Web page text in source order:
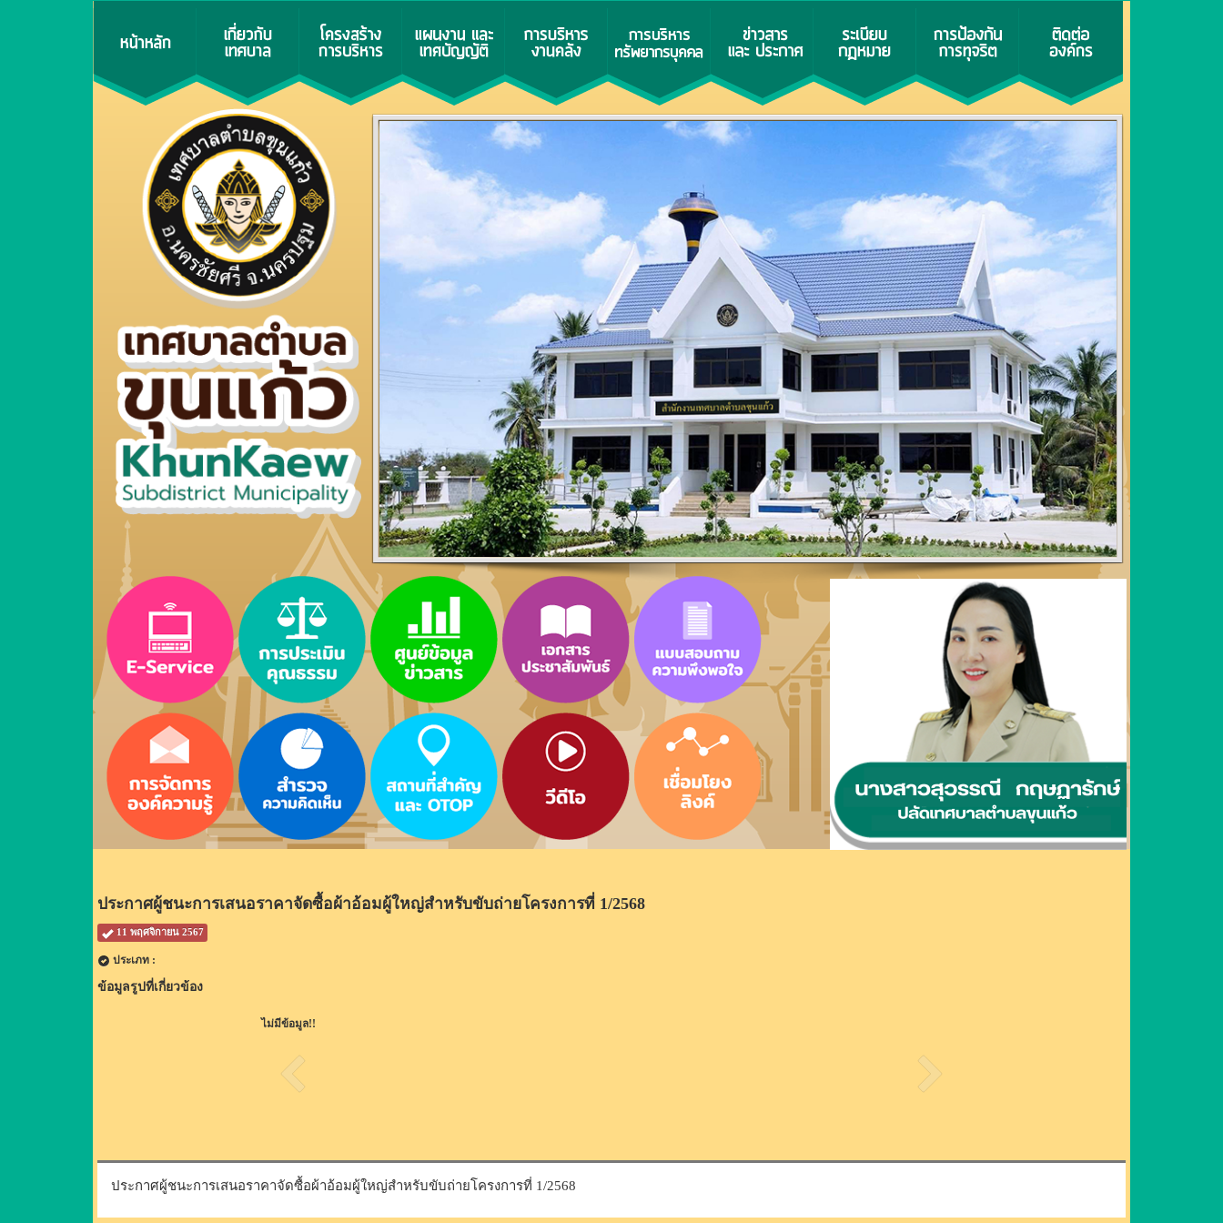
ประกาศผู้ชนะการเสนอราคาจัดซื้อผ้าอ้อมผู้ใหญ่สำหรับขับถ่ายโครงการที่ 1/2568
11 พฤศจิกายน 2567
ประเภท :
ข้อมูลรูปที่เกี่ยวข้อง
ไม่มีข้อมูล!!
ประกาศผู้ชนะการเสนอราคาจัดซื้อผ้าอ้อมผู้ใหญ่สำหรับขับถ่ายโครงการที่ 1/2568